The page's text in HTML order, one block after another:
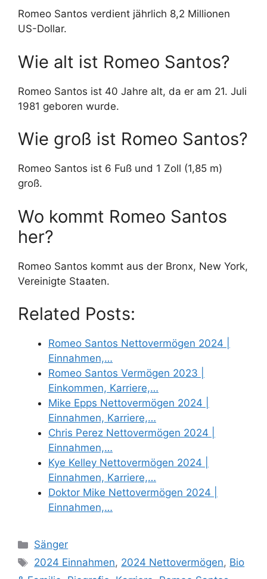
Romeo Santos verdient jährlich 8,2 Millionen
US-Dollar.
Wie alt ist Romeo Santos?
Romeo Santos ist 40 Jahre alt, da er am 21. Juli
1981 geboren wurde.
Wie groß ist Romeo Santos?
Romeo Santos ist 6 Fuß und 1 Zoll (1,85 m)
groß.
Wo kommt Romeo Santos
her?
Romeo Santos kommt aus der Bronx, New York,
Vereinigte Staaten.
Related Posts:
Romeo Santos Nettovermögen 2024 |
Einnahmen,…
Romeo Santos Vermögen 2023 |
Einkommen, Karriere,…
Mike Epps Nettovermögen 2024 |
Einnahmen, Karriere,…
Chris Perez Nettovermögen 2024 |
Einnahmen,…
Kye Kelley Nettovermögen 2024 |
Einnahmen, Karriere,…
Doktor Mike Nettovermögen 2024 |
Einnahmen,…
Categories
Sänger
Tags
2024 Einnahmen, 2024 Nettovermögen, Bio